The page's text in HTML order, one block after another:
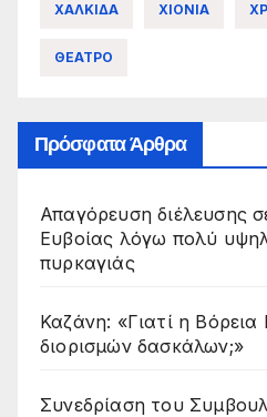
ΧΑΛΚΙΔΑ ΧΙΟΝΙΑ
ΘΕΑΤΡΟ
Πρόσφατα Άρθρα
Απαγόρευση διέλευσης
Ευβοίας λόγω πολύ
πυρκαγιάς
Καζάνη: «Γιατί η Βόρεια
διορισμών δασκάλων;»
Συνεδρίαση του